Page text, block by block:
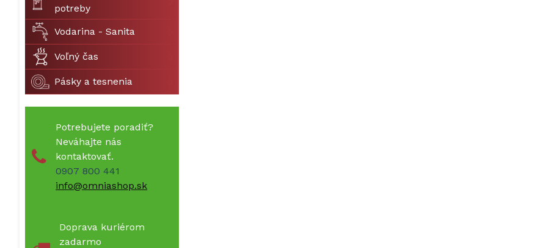
potreby
Vodarina - Sanita
Voľný čas
Pásky a tesnenia
Potrebujete poradiť?
Neváhajte nás
kontaktovať.
0907 800 441
info@omniashop.sk
Doprava kuriérom
zadarmo